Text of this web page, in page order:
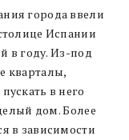
города ввели
Испании
в году. Из-под
кварталы,
в него
дом. Более
в зависимости